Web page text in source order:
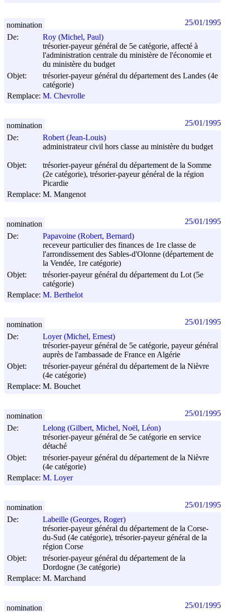
De:
Roy (Michel, Paul)
trésorier-payeur général de 5e catégorie, affecté à
l'administration centrale du ministère de l'économie et
du ministère du budget
Objet:
trésorier-payeur général du département des Landes (4e
catégorie)
Remplace: M. Chevrolle
nomination 25/01/1995
De:
Robert (Jean-Louis)
administrateur civil hors classe au ministère du budget
Objet:
trésorier-payeur général du département de la Somme
(2e catégorie), trésorier-payeur général de la région
Picardie
Remplace: M. Mangenot
nomination 25/01/1995
De:
Papavoine (Robert, Bernard)
receveur particulier des finances de 1re classe de
l'arrondissement des Sables-d'Olonne (département de
la Vendée, 1re catégorie)
Objet:
trésorier-payeur général du département du Lot (5e
catégorie)
Remplace: M. Berthelot
nomination 25/01/1995
De:
Loyer (Michel, Ernest)
trésorier-payeur général de 5e catégorie, payeur général
auprès de l'ambassade de France en Algérie
Objet:
trésorier-payeur général du département de la Nièvre
(4e catégorie)
Remplace: M. Bouchet
nomination 25/01/1995
De:
Lelong (Gilbert, Michel, Noël, Léon)
trésorier-payeur général de 5e catégorie en service
détaché
Objet:
trésorier-payeur général du département de la Nièvre
(4e catégorie)
Remplace: M. Loyer
nomination 25/01/1995
De:
Labeille (Georges, Roger)
trésorier-payeur général du département de la Corse-
du-Sud (4e catégorie), trésorier-payeur général de la
région Corse
Objet:
trésorier-payeur général du département de la
Dordogne (3e catégorie)
Remplace: M. Marchand
nomination 25/01/1995
nomination 25/01/1995